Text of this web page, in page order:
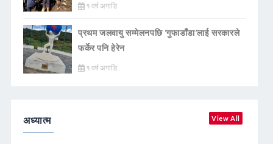
१ वर्ष अगाडि
प्रथम जलवायु सम्मेलनपछि ‘गुफाडाँडा’लाई सरकारले
फर्केर पनि हेरेन
१ वर्ष अगाडि
अध्यात्म View All